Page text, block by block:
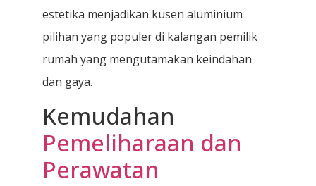
estetika menjadikan kusen aluminium
pilihan yang populer di kalangan pemilik
rumah yang mengutamakan keindahan
dan gaya.
Kemudahan
Pemeliharaan dan
Perawatan